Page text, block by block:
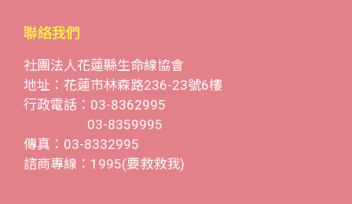
聯絡我們
社團法人花蓮縣生命線協會
地址：花蓮市林森路236-23號6樓
行政電話：03-8362995
03-8359995
傳真：03-8332995
諮商專線：1995(要救救我)